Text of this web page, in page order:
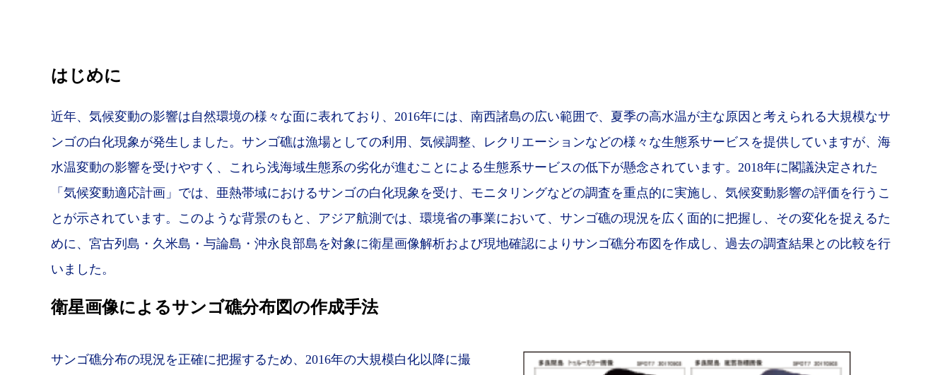
はじめに
近年、気候変動の影響は自然環境の様々な面に表れており、2016年には、南西諸島の広い範囲で、夏季の高水温が主な原因と考えられる大規模なサ
ンゴの白化現象が発生しました。サンゴ礁は漁場としての利用、気候調整、レクリエーションなどの様々な生態系サービスを提供していますが、海
水温変動の影響を受けやすく、これら浅海域生態系の劣化が進むことによる生態系サービスの低下が懸念されています。2018年に閣議決定された
「気候変動適応計画」では、亜熱帯域におけるサンゴの白化現象を受け、モニタリングなどの調査を重点的に実施し、気候変動影響の評価を行うこ
とが示されています。このような背景のもと、アジア航測では、環境省の事業において、サンゴ礁の現況を広く面的に把握し、その変化を捉えるた
めに、宮古列島・久米島・与論島・沖永良部島を対象に衛星画像解析および現地確認によりサンゴ礁分布図を作成し、過去の調査結果との比較を行
いました。
衛星画像によるサンゴ礁分布図の作成手法
サンゴ礁分布の現況を正確に把握するため、2016年の大規模白化以降に撮